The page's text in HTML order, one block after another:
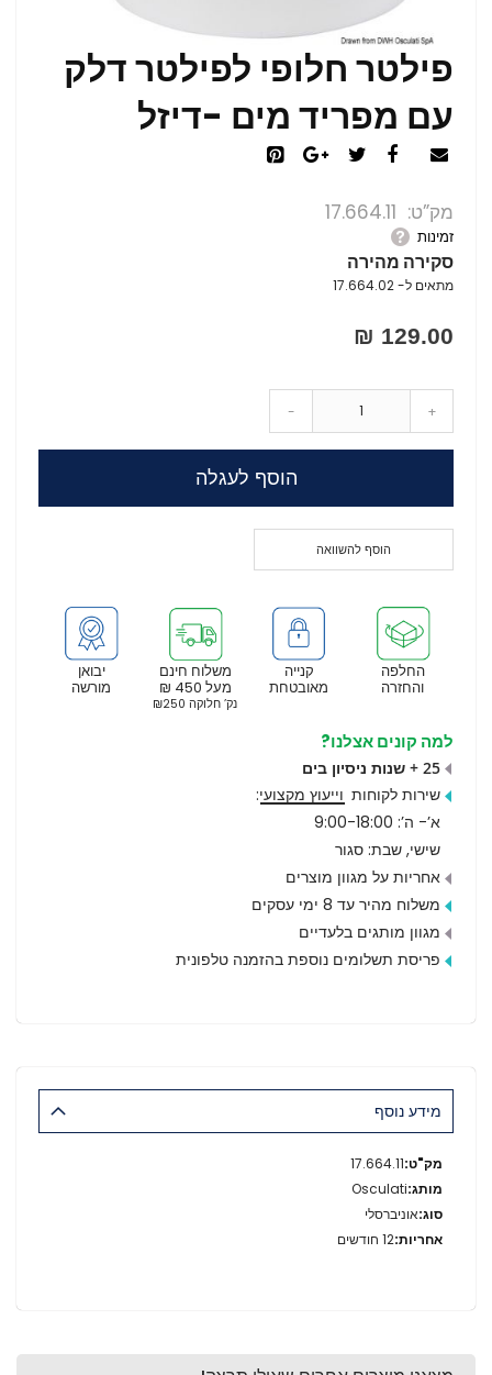
פילטר חלופי לפילטר דלק
עם מפריד מים -דיזל
מק”ט 17.664.11
זמינות
סקירה מהירה
מתאים ל- 17.664.02
129.00 ₪
- +
הוסף לעגלה
הוסף להשוואה
יבואן
מורשה
משלוח חינם
מעל 450 ₪
נק’ חלוקה ₪250
קנייה
מאובטחת
החלפה
והחזרה
למה קונים אצלנו?
25 + שנות ניסיון בים
שירות לקוחות וייעוץ מקצועי:
א’- ה’: 9:00-18:00
שישי, שבת: סגור
אחריות על מגוון מוצרים
משלוח מהיר עד 8 ימי עסקים
מגוון מותגים בלעדיים
פריסת תשלומים נוספת בהזמנה טלפונית
מידע נוסף
מידע
נוסף
17.664.11
Osculati
אוניברסלי
12 חודשים